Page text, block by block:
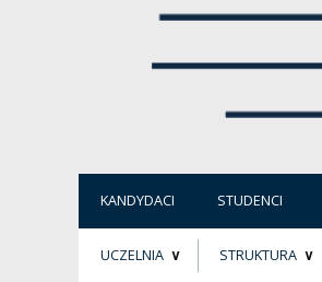
KANDYDACI STUDENCI
UCZELNIA STRUKTURA